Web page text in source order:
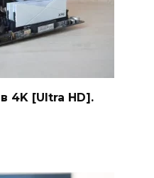
4K [Ultra HD].